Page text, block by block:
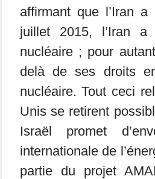
affirmant que l’Iran
juillet 2015, l’Iran
nucléaire ; pour
delà de ses droits
nucléaire. Tout ceci
Unis se retirent
Israël promet
internationale de
partie du projet